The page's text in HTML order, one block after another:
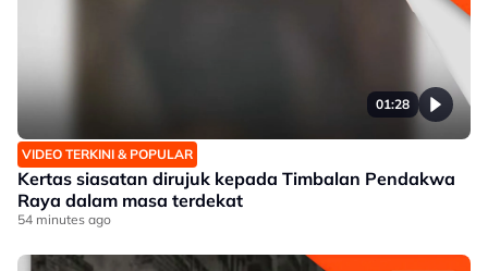
01:28
VIDEO TERKINI & POPULAR
Kertas siasatan dirujuk kepada Timbalan Pendakwa
Raya dalam masa terdekat
54 minutes ago